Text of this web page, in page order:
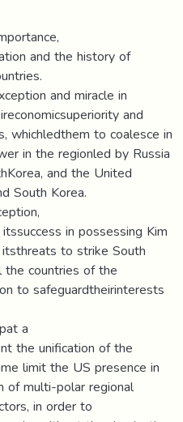
and the history of
and miracle in
and
whichledthem to coalesce in
in the regionled by Russia
and the United
South Korea.
in possessing Kim
to strike South
the countries of the
to safeguardtheirinterests
a
the unification of the
limit the US presence in
of multi-polar regional
in order to